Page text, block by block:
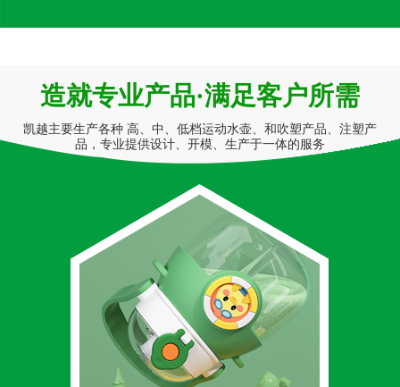
造就专业产品·满足客户所需
凯越主要生产各种 高、中、低档运动水壶、和吹塑产品、注塑产
品，专业提供设计、开模、生产于一体的服务